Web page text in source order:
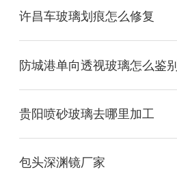
许昌车玻璃划痕怎么修复
防城港单向透视玻璃怎么鉴别
贵阳喷砂玻璃去哪里加工
包头深渊镜厂家